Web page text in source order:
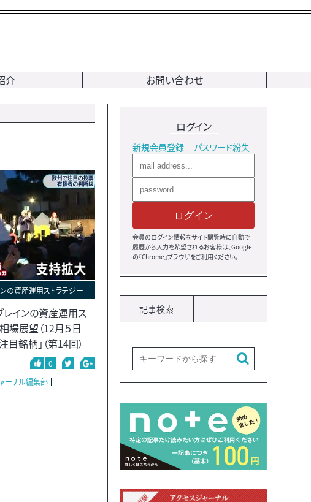
介 お問い合わせ
の資産運用ストラテジー
インの資産運用ス
場展望（12月５日
目銘柄」（第14回）
0
ーナル編集部
ログイン
新規会員登録 パスワード紛失
ログイン
会員のログイン情報をサイト閲覧時に自動で
履歴から入力を希望されるお客様は、Google
の『Chrome』ブラウザをご利用ください。
記事検索